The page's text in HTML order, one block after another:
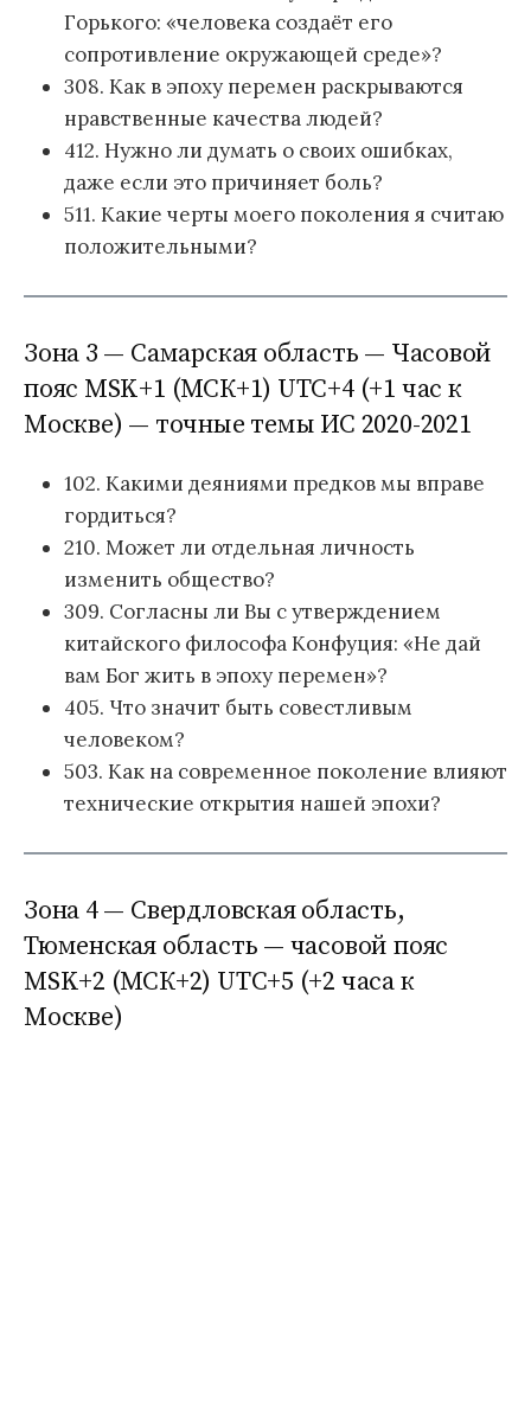
Горького: «человека создаёт его
сопротивление окружающей среде»?
308. Как в эпоху перемен раскрываются
нравственные качества людей?
412. Нужно ли думать о своих ошибках,
даже если это причиняет боль?
511. Какие черты моего поколения я считаю
положительными?
Зона 3 — Самарская область — Часовой
пояс MSK+1 (МСК+1) UTC+4 (+1 час к
Москве) — точные темы ИС 2020-2021
102. Какими деяниями предков мы вправе
гордиться?
210. Может ли отдельная личность
изменить общество?
309. Согласны ли Вы с утверждением
китайского философа Конфуция: «Не дай
вам Бог жить в эпоху перемен»?
405. Что значит быть совестливым
человеком?
503. Как на современное поколение влияют
технические открытия нашей эпохи?
Зона 4 — Свердловская область,
Тюменская область — часовой пояс
MSK+2 (МСК+2) UTC+5 (+2 часа к
Москве)